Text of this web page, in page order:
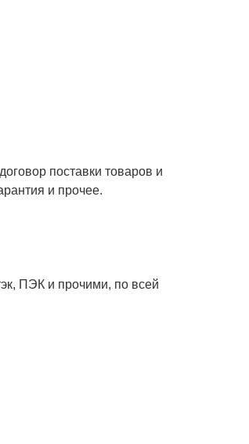
поставки товаров и
и прочее.
ПЭК и прочими, по всей